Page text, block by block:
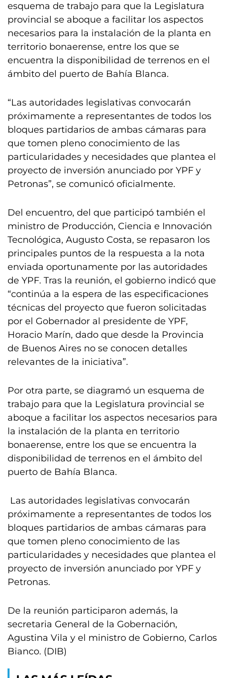
esquema de trabajo para que la Legislatura
provincial se aboque a facilitar los aspectos
necesarios para la instalación de la planta en
territorio bonaerense, entre los que se
encuentra la disponibilidad de terrenos en el
ámbito del puerto de Bahía Blanca.
“Las autoridades legislativas convocarán
próximamente a representantes de todos los
bloques partidarios de ambas cámaras para
que tomen pleno conocimiento de las
particularidades y necesidades que plantea el
proyecto de inversión anunciado por YPF y
Petronas”, se comunicó oficialmente.
Del encuentro, del que participó también el
ministro de Producción, Ciencia e Innovación
Tecnológica, Augusto Costa, se repasaron los
principales puntos de la respuesta a la nota
enviada oportunamente por las autoridades
de YPF. Tras la reunión, el gobierno indicó que
“continúa a la espera de las especificaciones
técnicas del proyecto que fueron solicitadas
por el Gobernador al presidente de YPF,
Horacio Marín, dado que desde la Provincia
de Buenos Aires no se conocen detalles
relevantes de la iniciativa”.
Por otra parte, se diagramó un esquema de
trabajo para que la Legislatura provincial se
aboque a facilitar los aspectos necesarios para
la instalación de la planta en territorio
bonaerense, entre los que se encuentra la
disponibilidad de terrenos en el ámbito del
puerto de Bahía Blanca.
Las autoridades legislativas convocarán
próximamente a representantes de todos los
bloques partidarios de ambas cámaras para
que tomen pleno conocimiento de las
particularidades y necesidades que plantea el
proyecto de inversión anunciado por YPF y
Petronas.
De la reunión participaron además, la
secretaria General de la Gobernación,
Agustina Vila y el ministro de Gobierno, Carlos
Bianco. (DIB)